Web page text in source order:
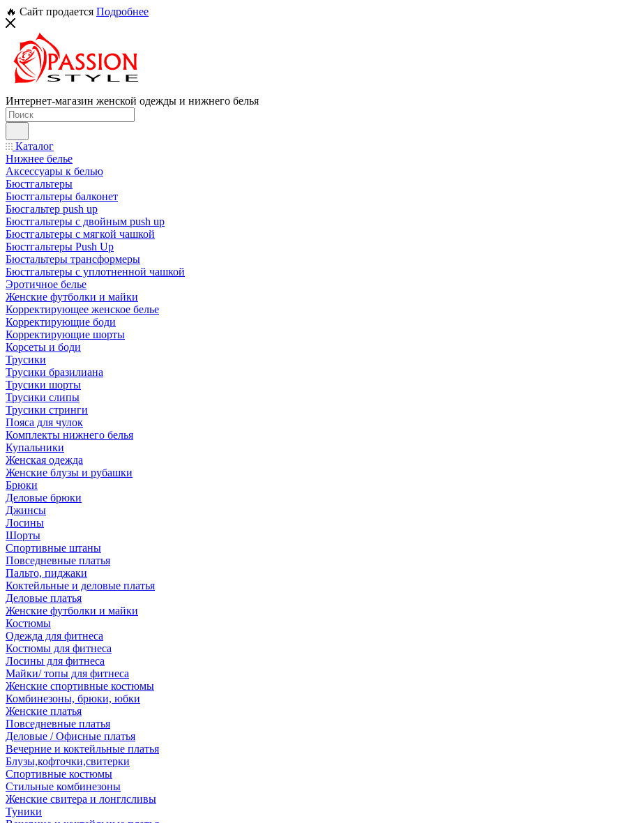
🔥 Сайт продается Подробнее
Интернет-магазин женской одежды и нижнего белья
Каталог
Нижнее белье
Аксессуары к белью
Бюстгальтеры
Бюстгальтеры балконет
Бюсгальтер push up
Бюстгальтеры с двойным push up
Бюстгальтеры с мягкой чашкой
Бюстгальтеры Push Up
Бюстальтеры трансформеры
Бюстгальтеры с уплотненной чашкой
Эротичное белье
Женские футболки и майки
Корректирующее женское белье
Корректирующие боди
Корректирующие шорты
Корсеты и боди
Трусики
Трусики бразилиана
Трусики шорты
Трусики слипы
Трусики стринги
Пояса для чулок
Комплекты нижнего белья
Купальники
Женская одежда
Женские блузы и рубашки
Брюки
Деловые брюки
Джинсы
Лосины
Шорты
Спортивные штаны
Повседневные платья
Пальто, пиджаки
Коктейльные и деловые платья
Деловые платья
Женские футболки и майки
Костюмы
Одежда для фитнеса
Костюмы для фитнеса
Лосины для фитнеса
Майки/ топы для фитнеса
Женские спортивные костюмы
Комбинезоны, брюки, юбки
Женские платья
Повседневные платья
Деловые / Офисные платья
Вечерние и коктейльные платья
Блузы,кофточки,свитерки
Спортивные костюмы
Стильные комбинезоны
Женские свитера и лонглсливы
Туники